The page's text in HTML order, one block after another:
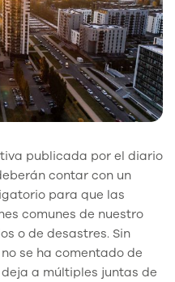
publicada por el diario
contar con un
para que las
comunes de nuestro
o de desastres. Sin
se ha comentado de
a múltiples juntas de